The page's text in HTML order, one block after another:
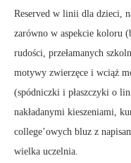
Reserved w linii dla dzieci,
zarówno w aspekcie koloru
rudości, przełamanych
motywy zwierzęce i wciąż
(spódniczki i płaszczyki o
nakładanymi kieszeniami,
college’owych bluz z
wielka uczelnia.